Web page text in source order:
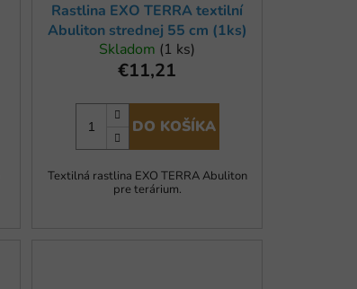
Rastlina EXO TERRA textilní
Abuliton strednej 55 cm (1ks)
Skladom (1 ks)
€11,21
DO KOŠÍKA
Textilná rastlina EXO TERRA Abuliton
pre terárium.